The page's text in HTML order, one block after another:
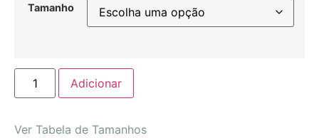
Tamanho
Adicionar
Ver Tabela de Tamanhos